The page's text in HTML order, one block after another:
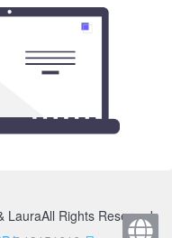
LauraAll Rights Reserved